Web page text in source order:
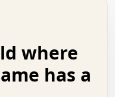
.   .   +   .   .
.   .   .   :   .
.   .   .   .   +
.   .   o   .   .
.   :   .   .   o
where
has a